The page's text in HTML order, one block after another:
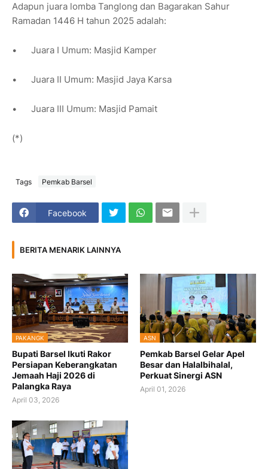
Adapun juara lomba Tanglong dan Bagarakan Sahur
Ramadan 1446 H tahun 2025 adalah:
• Juara I Umum: Masjid Kamper
• Juara II Umum: Masjid Jaya Karsa
• Juara III Umum: Masjid Pamait
(*)
Tags Pemkab Barsel
Facebook
BERITA MENARIK LAINNYA
PAKANGK
Bupati Barsel Ikuti Rakor
Persiapan Keberangkatan
Jemaah Haji 2026 di
Palangka Raya
April 03, 2026
ASN
Pemkab Barsel Gelar Apel
Besar dan Halalbihalal,
Perkuat Sinergi ASN
April 01, 2026